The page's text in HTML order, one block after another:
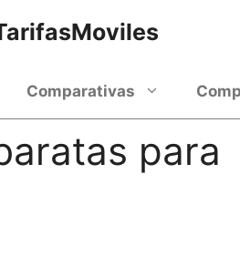
Comparativas
para